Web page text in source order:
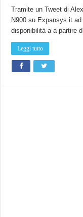
Tramite un Tweet di
N900 su Expansys.it
disponibilità a a partire
Leggi tutto